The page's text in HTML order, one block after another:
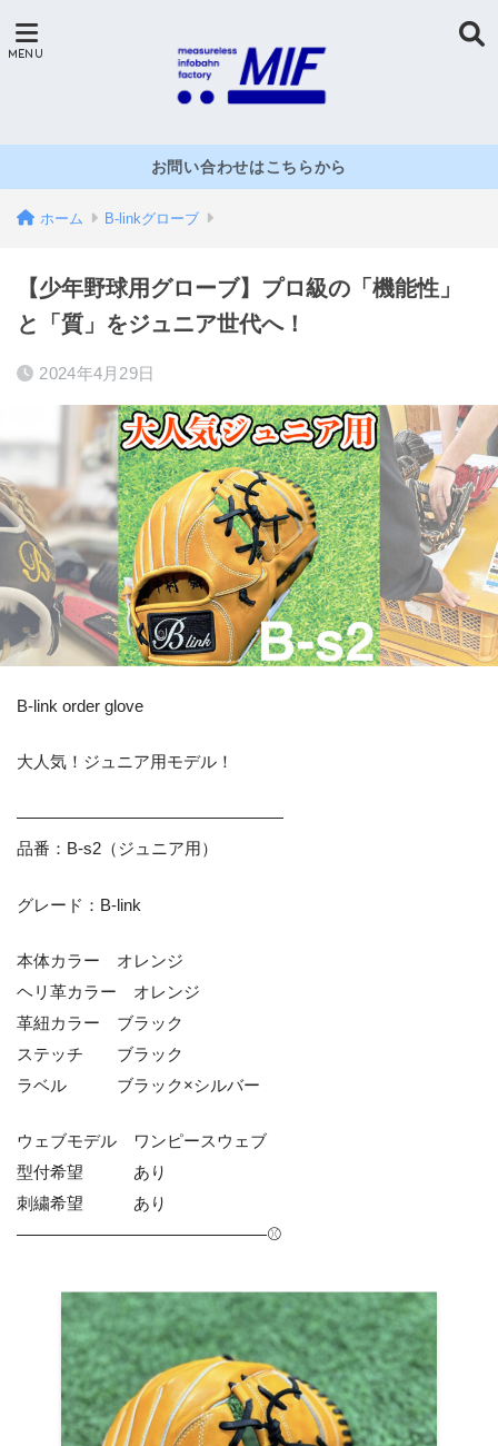
お問い合わせはこちらから
ホーム B-linkグローブ
【少年野球用グローブ】プロ級の「機能性」
と「質」をジュニア世代へ！
2024年4月29日
B-link order glove
大人気！ジュニア用モデル！
————————————————
品番：B-s2（ジュニア用）
グレード：B-link
本体カラー オレンジ
ヘリ革カラー オレンジ
革紐カラー ブラック
ステッチ ブラック
ラベル ブラック×シルバー
ウェブモデル ワンピースウェブ
型付希望 あり
刺繍希望 あり
———————————————⚾️